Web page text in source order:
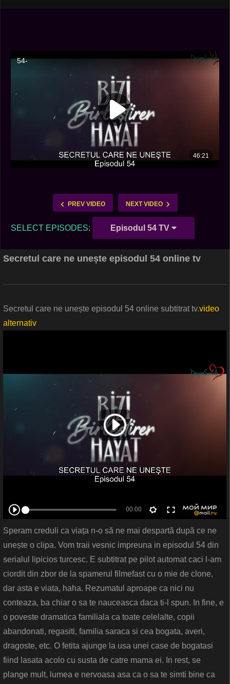
PREV VIDEO NEXT VIDEO
SELECT EPISODES: Episodul 54 TV
Secretul care ne unește episodul 54 online tv
Secretul care ne unește episodul 54 online subtitrat tv.video
alternativ
Speram creduli ca viața n-o să ne mai despartă după ce ne
unește o clipa. Vom traii vesnic impreuna in episodul 54 din
serialul lipicios turcesc. E subtitrat pe pilot automat caci l-am
ciordit din zbor de la spamerul filmefast cu o mie de clone,
dar asta e viata, haha. Rezumatul aproape ca nici nu
conteaza, ba chiar o sa te nauceasca daca ti-l spun. In fine, e
o poveste dramatica familiala ca toate celelalte, copii
abandonati, regasiti, familia saraca si cea bogata, averi,
dragoste, etc. O fetita ajunge la usa unei case de bogatasi
fiind lasata acolo cu susta de catre mama ei. In rest, se
plange mult, lumea e nervoasa asa ca o sa te simti bine ca